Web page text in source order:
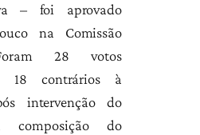
– foi aprovado
na Comissão
28 votos
18 contrários à
intervenção do
composição do